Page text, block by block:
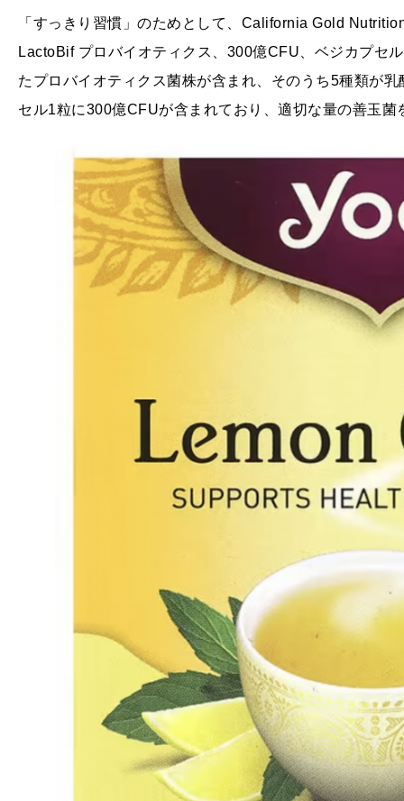
「すっきり習慣」のためとして、California Gold
LactoBif プロバイオティクス、300億CFU、ベジカプセ
たプロバイオティクス菌株が含まれ、そのうち5種類が
セル1粒に300億CFUが含まれており、適切な量の善玉菌